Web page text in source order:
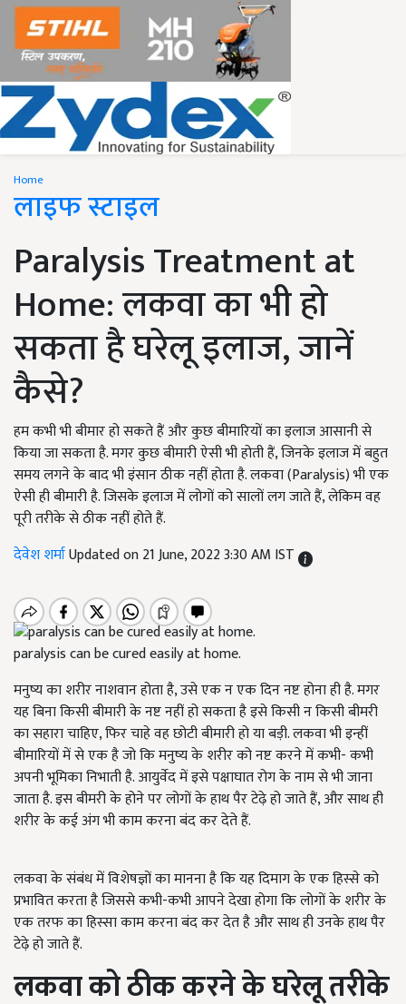
Home
लाइफ स्टाइल
Paralysis Treatment at
Home: लकवा का भी हो
सकता है घरेलू इलाज, जानें
कैसे?
हम कभी भी बीमार हो सकते हैं और कुछ बीमारियों का इलाज आसानी से
किया जा सकता है. मगर कुछ बीमारी ऐसी भी होती हैं, जिनके इलाज में बहुत
समय लगने के बाद भी इंसान ठीक नहीं होता है. लकवा (Paralysis) भी एक
ऐसी ही बीमारी है. जिसके इलाज में लोगों को सालों लग जाते हैं, लेकिम वह
पूरी तरीके से ठीक नहीं होते हैं.
देवेश शर्माUpdated on 21 June, 2022 3:30 AM IST
paralysis can be cured easily at home.
मनुष्य का शरीर नाशवान होता है, उसे एक न एक दिन नष्ट होना ही है. मगर
यह बिना किसी बीमारी के नष्ट नहीं हो सकता है इसे किसी न किसी बीमरी
का सहारा चाहिए, फिर चाहे वह छोटी बीमारी हो या बड़ी. लकवा भी इन्हीं
बीमारियों में से एक है जो कि मनुष्य के शरीर को नष्ट करने में कभी- कभी
अपनी भूमिका निभाती है. आयुर्वेद में इसे पक्षाघात रोग के नाम से भी जाना
जाता है. इस बीमरी के होने पर लोगों के हाथ पैर टेढ़े हो जाते हैं, और साथ ही
शरीर के कई अंग भी काम करना बंद कर देते हैं.
लकवा के संबंध में विशेषज्ञों का मानना है कि यह दिमाग के एक हिस्से को
प्रभावित करता है जिससे कभी-कभी आपने देखा होगा कि लोगों के शरीर के
एक तरफ का हिस्सा काम करना बंद कर देत है और साथ ही उनके हाथ पैर
टेढ़े हो जाते हैं.
लकवा को ठीक करने के घरेलू तरीके